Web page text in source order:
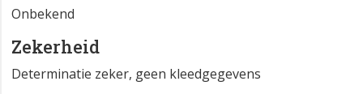
Onbekend
Zekerheid
Determinatie zeker, geen kleedgegevens